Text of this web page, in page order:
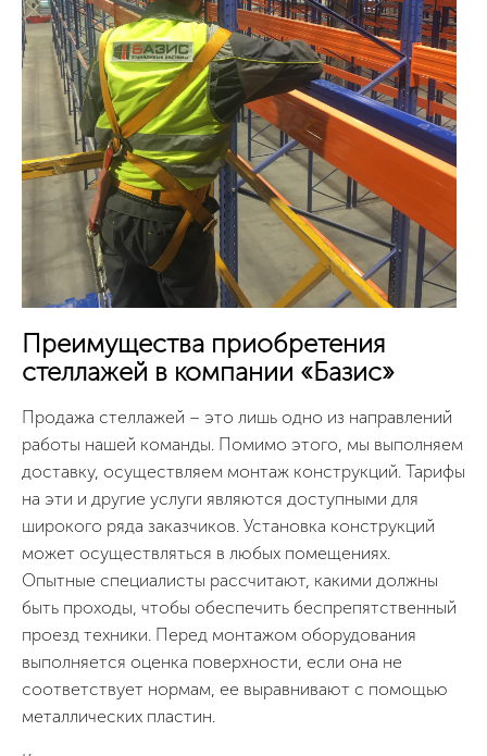
Преимущества приобретения
стеллажей в компании «Базис»
Продажа стеллажей – это лишь одно из направлений
работы нашей команды. Помимо этого, мы выполняем
доставку, осуществляем монтаж конструкций. Тарифы
на эти и другие услуги являются доступными для
широкого ряда заказчиков. Установка конструкций
может осуществляться в любых помещениях.
Опытные специалисты рассчитают, какими должны
быть проходы, чтобы обеспечить беспрепятственный
проезд техники. Перед монтажом оборудования
выполняется оценка поверхности, если она не
соответствует нормам, ее выравнивают с помощью
металлических пластин.